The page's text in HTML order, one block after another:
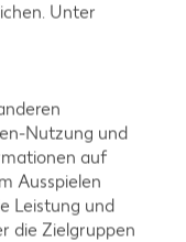
Smoothie-
Bowle-
Cocktail-
Unter
Nutzung und
auf
Ausspielen
Leistung und
die Zielgruppen